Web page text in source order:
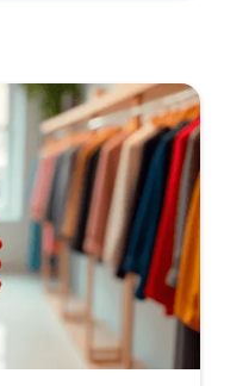
ofrece un sistema
múltiples
productos. Controla
en tiempo real.
variantes de